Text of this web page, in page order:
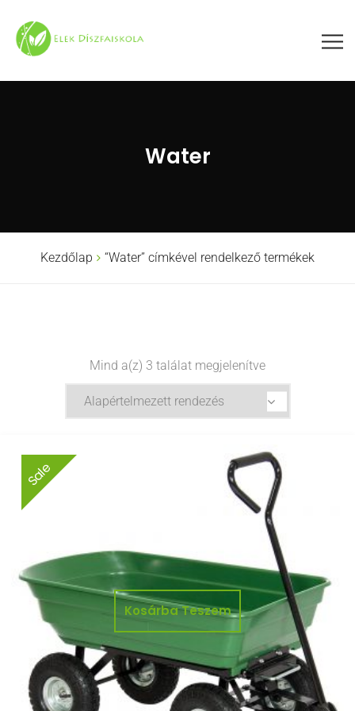
Water
Kezdőlap “Water” címkével rendelkező termékek
Mind a(z) 3 találat megjelenítve
Kosárba Teszem
Sale